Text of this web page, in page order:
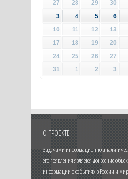
27 28 29 30
3
4 5 6
10
11 12 13
17
18 19 20
24
25 26 27
31
1 2 3
О ПРОЕКТЕ
Задачами информационно-
его появления является донесение
информации о событиях в России и